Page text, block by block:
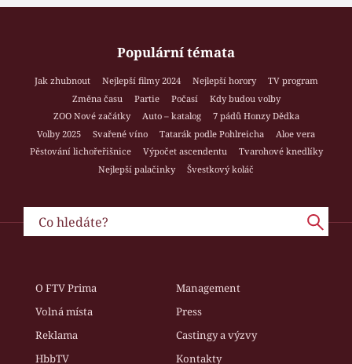
Populární témata
Jak zhubnout Nejlepší filmy 2024 Nejlepší horory
TV program
Změna času
Partie Počasí
Kdy budou volby
ZOO Nové začátky
Auto – katalog
7 pádů Honzy Dědka
Volby 2025
Svařené víno Tatarák podle Pohlreicha
Aloe vera
Pěstování lichořeřišnice
Výpočet ascendentu
Tvarohové knedlíky
Nejlepší palačinky
Švestkový koláč
O FTV Prima
Management
Volná místa
Press
Reklama
Castingy a výzvy
HbbTV
Kontakty